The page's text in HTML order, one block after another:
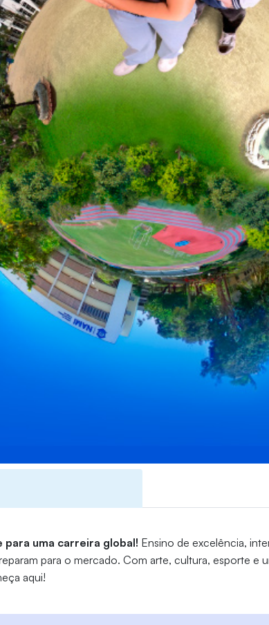
uma carreira global! Ensino de excelência,
para o mercado. Com arte, cultura, esporte e
aqui!